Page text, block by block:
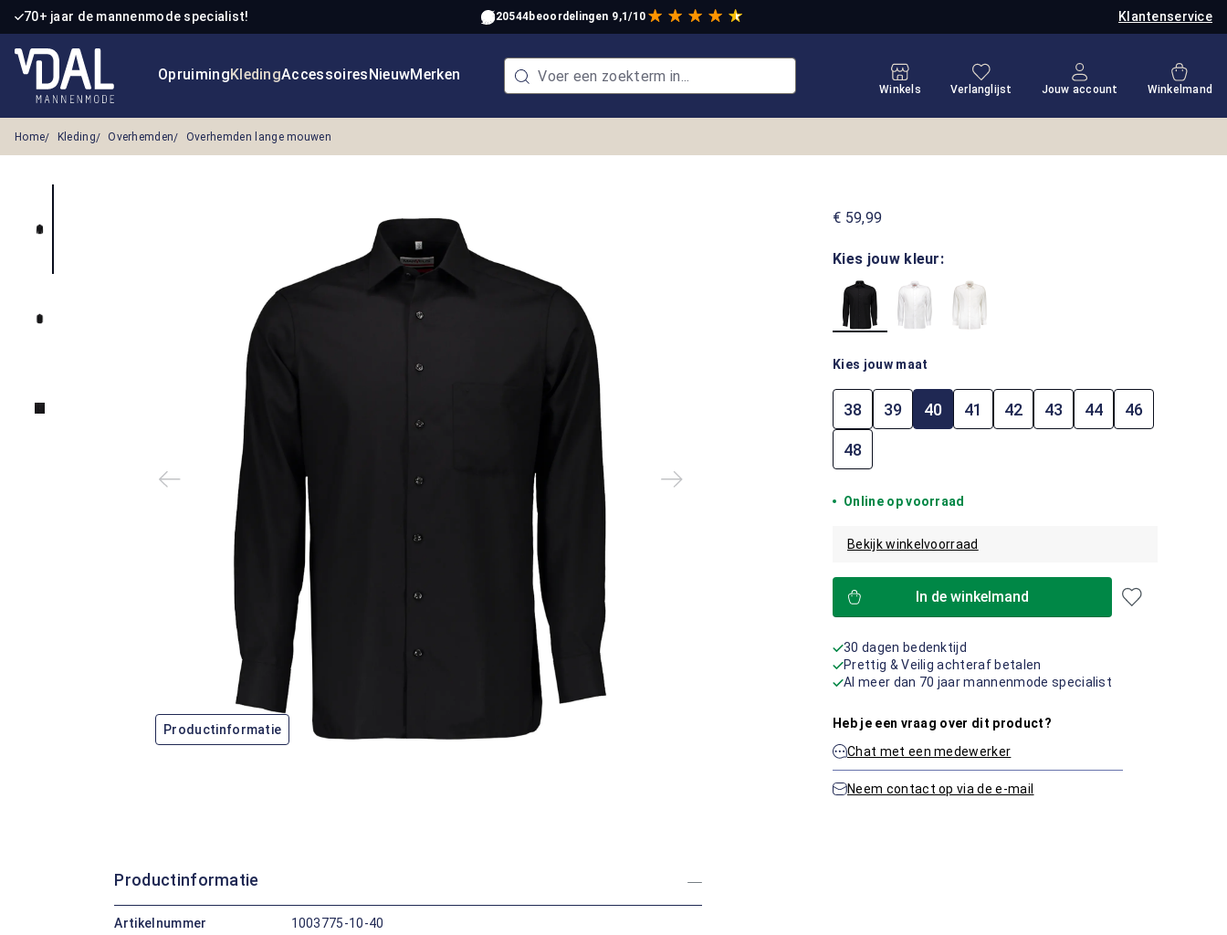
de hoofdinhoud
Ga naar de zoekopdracht
Ga naar de hoofdnavigatie
70+ jaar de mannenmode specialist! Klantenservice
20544beoordelingen 9,1/10
OpruimingKledingAccessoiresNieuwMerken
Winkels
Je hebt 0 items op je verlanglijstje
Verlanglijst Jouw account Winkelmand
Home Kleding Overhemden Overhemden lange mouwen
Productinformatie
€ 59,99
Kies jouw kleur:
Kies jouw maat
38 39 40 41 42 43 44 46
48
Online op voorraad
Bekijk winkelvoorraad
In de winkelmand
30 dagen bedenktijd
Prettig & Veilig achteraf betalen
Al meer dan 70 jaar mannenmode specialist
Heb je een vraag over dit product?
Chat met een medewerker
Neem contact op via de e-mail
Productinformatie
Artikelnummer
1003775-10-40